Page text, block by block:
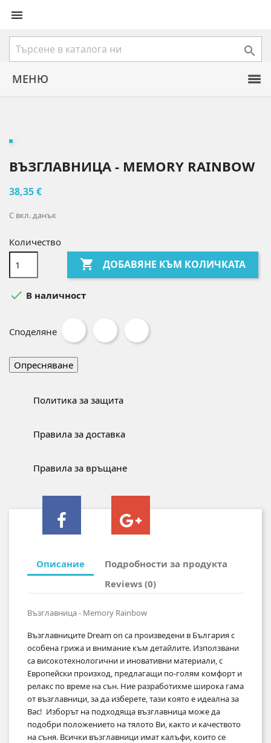


МЕНЮ
ВЪЗГЛАВНИЦА - MEMORY RAINBOW
38,35 €
С вкл. данък
Количество
 ДОБАВЯНЕ КЪМ КОЛИЧКАТА
 В наличност
Споделяне
Политика за защита
Правила за доставка
Правила за връщане
Описание
Подробности за продукта
Reviews (0)
Възглавница - Memory Rainbow
Възглавниците Dream on са произведени в България с
особена грижа и внимание към детайлите. Използвани
са високотехнологични и иновативни материали, с
Европейски произход, предлагащи по-голям комфорт и
релакс по време на сън. Ние разработихме широка гама
от възглавници, за да изберете, тази която е идеална за
Вас! Изборът на подходяща възглавница може да
подобри положението на тялото Ви, както и качествoто
на съня. Всички възглавници имат калъфи, които се